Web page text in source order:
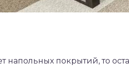
напольных покрытий, то